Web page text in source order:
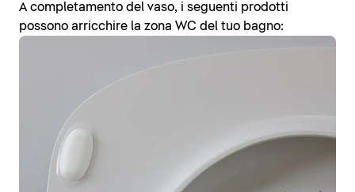
A completamento del vaso, i seguenti prodotti
possono arricchire la zona WC del tuo bagno: